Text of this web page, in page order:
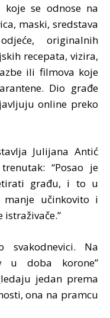
se odnose na
maski, sredstava
originalnih
recepata, vizira,
ili filmova koje
Dio građe
online preko
Julijana Antić
“Posao je
građu, i to u
učinkovito i
svakodnevici. Na
u doba korone”
jedan prema
ona na pramcu